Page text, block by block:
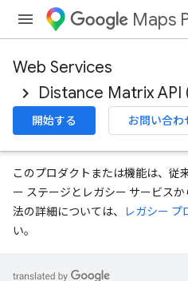
Maps
Web Services
Distance Matrix API
開始する お問い合わ
このプロダクトまたは機能は、従
ー ステージとレガシー サービス
法の詳細については、
レガシー プ
い。